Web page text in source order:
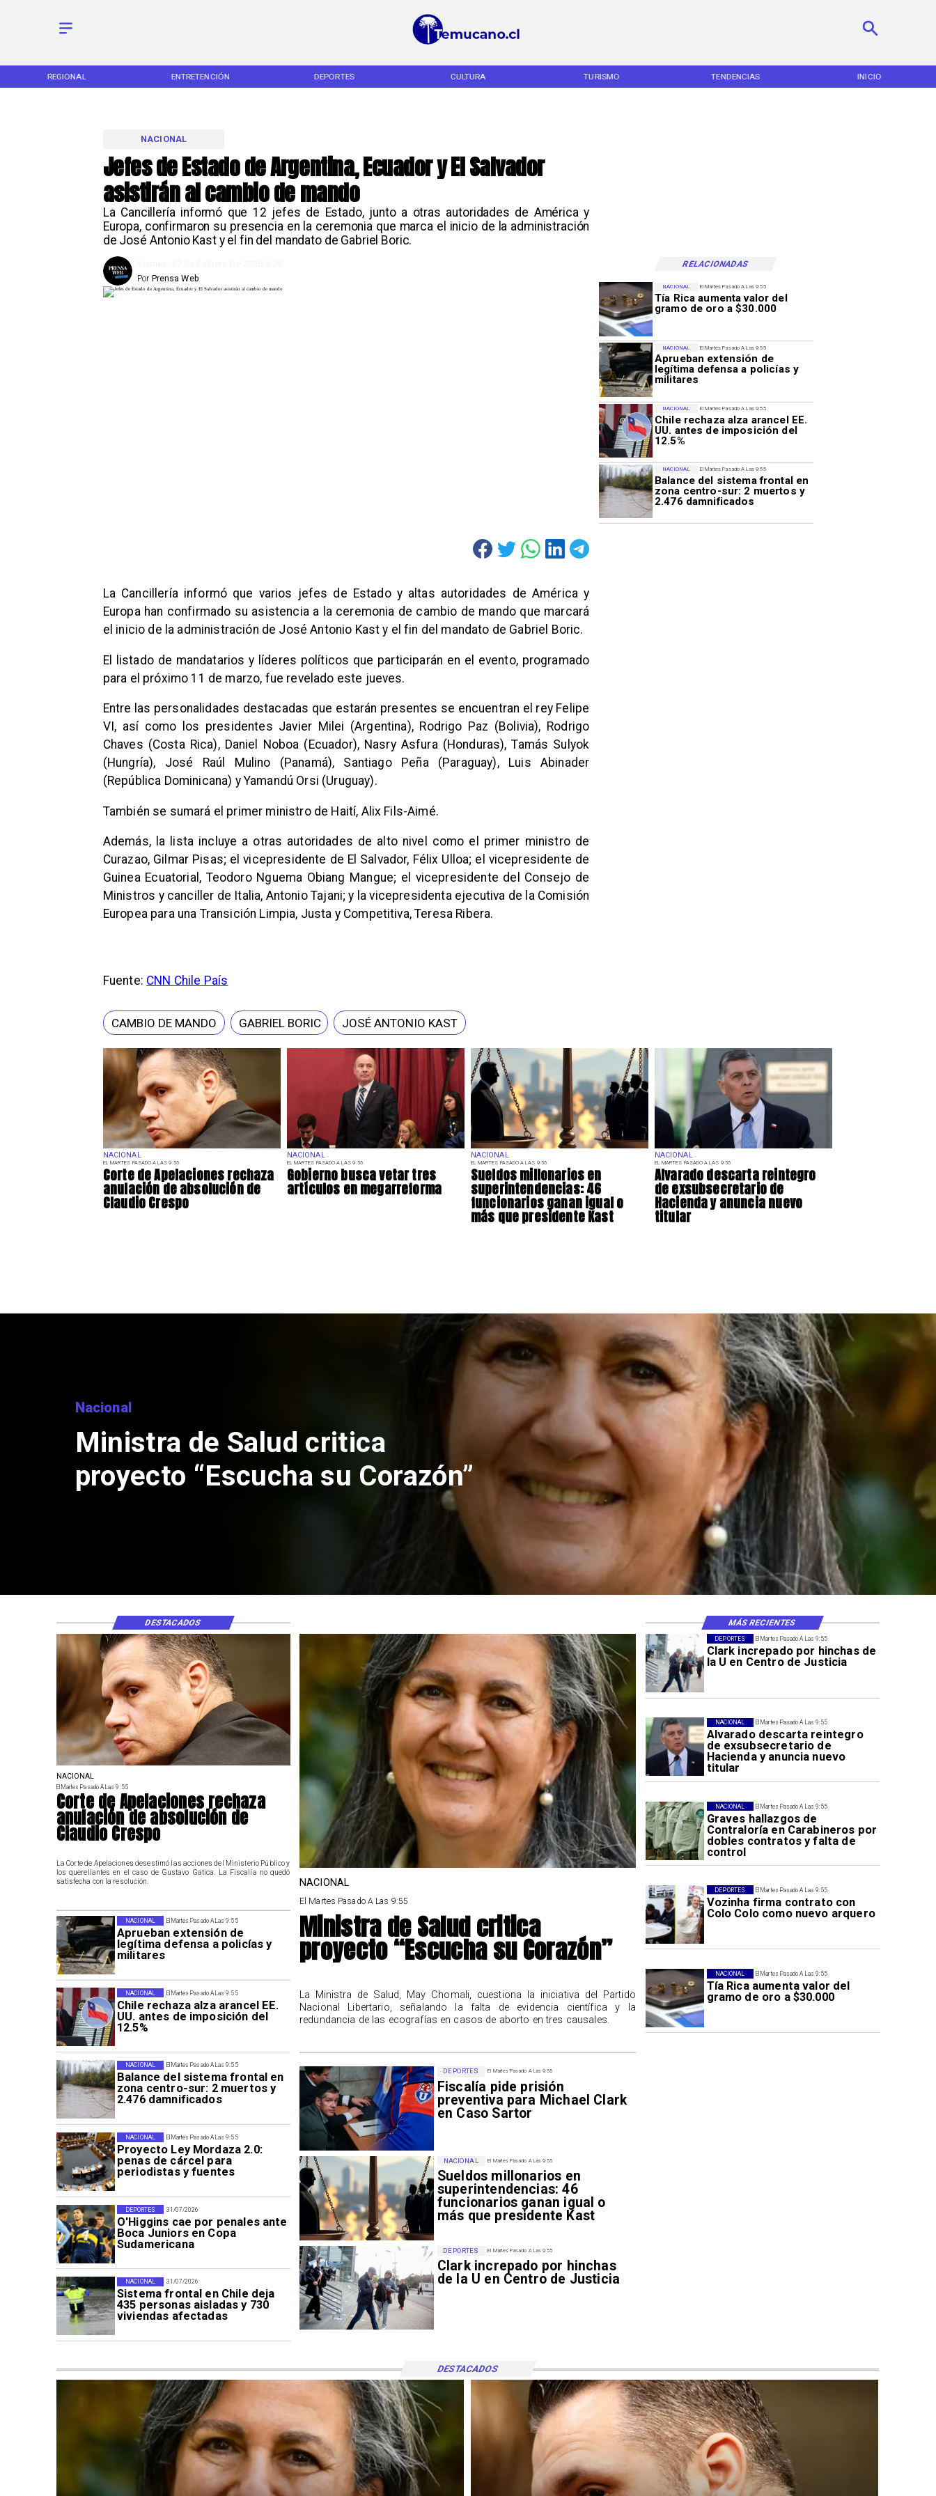
REGIONAL ENTRETENCIÓN DEPORTES CULTURA TURISMO TENDENCIAS INICIO
Jefes de Estado de Argentina, Ecuador y El Salvador
asistirán al cambio de mando
La Cancillería informó que 12 jefes de Estado, junto a otras autoridades de América y
Europa, confirmaron su presencia en la ceremonia que marca el inicio de la administración
de José Antonio Kast y el fin del mandato de Gabriel Boric.
NACIONAL
RELACIONADAS
Prensa Web
Por
NACIONAL
EL MARTES PASADO A LAS 9:55
Corte de Apelaciones rechaza
anulación de absolución de
Claudio Crespo
NACIONAL
EL MARTES PASADO A LAS 9:55
Gobierno busca vetar tres
artículos en megarreforma
NACIONAL
EL MARTES PASADO A LAS 9:55
Sueldos millonarios en
superintendencias: 46
funcionarios ganan igual o
más que presidente Kast
NACIONAL
EL MARTES PASADO A LAS 9:55
Alvarado descarta reintegro
de exsubsecretario de
Hacienda y anuncia nuevo
titular
El Martes Pasado A Las 9:55
Tía Rica aumenta valor del
gramo de oro a $30.000
NACIONAL
El Martes Pasado A Las 9:55
Aprueban extensión de
legítima defensa a policías y
militares
NACIONAL
El Martes Pasado A Las 9:55
Chile rechaza alza arancel EE.
UU. antes de imposición del
12.5%
NACIONAL
El Martes Pasado A Las 9:55
Balance del sistema frontal en
zona centro-sur: 2 muertos y
2.476 damnificados
NACIONAL
La Cancillería informó que varios jefes de Estado y altas autoridades de América y
Europa han confirmado su asistencia a la ceremonia de cambio de mando que marcará
el inicio de la administración de José Antonio Kast y el fin del mandato de Gabriel Boric.
El listado de mandatarios y líderes políticos que participarán en el evento, programado
para el próximo 11 de marzo, fue revelado este jueves.
Entre las personalidades destacadas que estarán presentes se encuentran el rey Felipe
VI, así como los presidentes Javier Milei (Argentina), Rodrigo Paz (Bolivia), Rodrigo
Chaves (Costa Rica), Daniel Noboa (Ecuador), Nasry Asfura (Honduras), Tamás Sulyok
(Hungría), José Raúl Mulino (Panamá), Santiago Peña (Paraguay), Luis Abinader
(República Dominicana) y Yamandú Orsi (Uruguay).
También se sumará el primer ministro de Haití, Alix Fils-Aimé.
Además, la lista incluye a otras autoridades de alto nivel como el primer ministro de
Curazao, Gilmar Pisas; el vicepresidente de El Salvador, Félix Ulloa; el vicepresidente de
Guinea Ecuatorial, Teodoro Nguema Obiang Mangue; el vicepresidente del Consejo de
Ministros y canciller de Italia, Antonio Tajani; y la vicepresidenta ejecutiva de la Comisión
Europea para una Transición Limpia, Justa y Competitiva, Teresa Ribera.
Fuente: CNN Chile País
CAMBIO DE MANDO GABRIEL BORIC JOSÉ ANTONIO KAST
Nacional
Corte de Apelaciones rechaza
anulación de absolución de
El Martes Pasado A Las 9:55
Clark increpado por hinchas de
la U en Centro de Justicia
DEPORTES
El Martes Pasado A Las 9:55
Alvarado descarta reintegro
de exsubsecretario de
Hacienda y anuncia nuevo
titular
NACIONAL
El Martes Pasado A Las 9:55
Graves hallazgos de
Contraloría en Carabineros por
dobles contratos y falta de
control
NACIONAL
El Martes Pasado A Las 9:55
Vozinha firma contrato con
Colo Colo como nuevo arquero
DEPORTES
El Martes Pasado A Las 9:55
Tía Rica aumenta valor del
gramo de oro a $30.000
NACIONAL
El Martes Pasado A Las 9:55
Aprueban extensión de
legítima defensa a policías y
militares
NACIONAL
El Martes Pasado A Las 9:55
Chile rechaza alza arancel EE.
UU. antes de imposición del
12.5%
NACIONAL
El Martes Pasado A Las 9:55
Balance del sistema frontal en
zona centro-sur: 2 muertos y
2.476 damnificados
NACIONAL
El Martes Pasado A Las 9:55
Proyecto Ley Mordaza 2.0:
penas de cárcel para
periodistas y fuentes
NACIONAL
31/07/2026
O'Higgins cae por penales ante
Boca Juniors en Copa
Sudamericana
DEPORTES
31/07/2026
Sistema frontal en Chile deja
435 personas aisladas y 730
viviendas afectadas
NACIONAL
El Martes Pasado A Las 9:55
Fiscalía pide prisión
preventiva para Michael Clark
en Caso Sartor
DEPORTES
El Martes Pasado A Las 9:55
Sueldos millonarios en
superintendencias: 46
funcionarios ganan igual o
más que presidente Kast
NACIONAL
El Martes Pasado A Las 9:55
Clark increpado por hinchas
de la U en Centro de Justicia
DEPORTES
NACIONAL
El Martes Pasado A Las 9:55
Corte de Apelaciones rechaza
anulación de absolución de
Claudio Crespo
La Corte de Apelaciones desestimó las acciones del Ministerio Público y
los querellantes en el caso de Gustavo Gatica. La Fiscalía no quedó
satisfecha con la resolución.
NACIONAL
El Martes Pasado A Las 9:55
Ministra de Salud critica
proyecto “Escucha su Corazón”
La Ministra de Salud, May Chomali, cuestiona la iniciativa del Partido
Nacional Libertario, señalando la falta de evidencia científica y la
redundancia de las ecografías en casos de aborto en tres causales.
DESTACADOS MÁS RECIENTES
DESTACADOS